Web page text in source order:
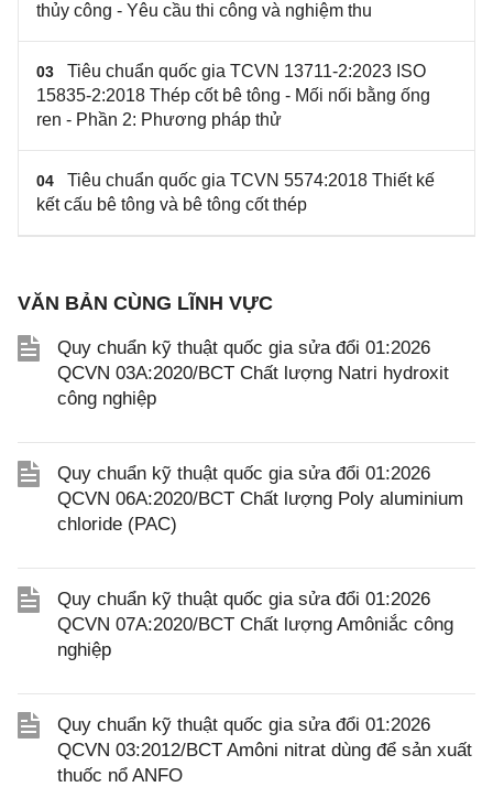
thủy công - Yêu cầu thi công và nghiệm thu
03
Tiêu chuẩn quốc gia TCVN 13711-2:2023 ISO
15835-2:2018 Thép cốt bê tông - Mối nối bằng ống
ren - Phần 2: Phương pháp thử
04
Tiêu chuẩn quốc gia TCVN 5574:2018 Thiết kế
kết cấu bê tông và bê tông cốt thép
VĂN BẢN CÙNG LĨNH VỰC
Quy chuẩn kỹ thuật quốc gia sửa đổi 01:2026
QCVN 03A:2020/BCT Chất lượng Natri hydroxit
công nghiệp
Quy chuẩn kỹ thuật quốc gia sửa đổi 01:2026
QCVN 06A:2020/BCT Chất lượng Poly aluminium
chloride (PAC)
Quy chuẩn kỹ thuật quốc gia sửa đổi 01:2026
QCVN 07A:2020/BCT Chất lượng Amôniắc công
nghiệp
Quy chuẩn kỹ thuật quốc gia sửa đổi 01:2026
QCVN 03:2012/BCT Amôni nitrat dùng để sản xuất
thuốc nổ ANFO